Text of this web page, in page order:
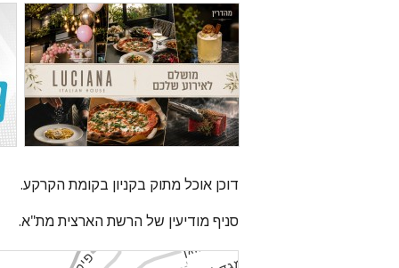
דוכן אוכל מתוק בקניון בקומת הקרקע.
סניף מודיעין של הרשת הארצית מת"א.